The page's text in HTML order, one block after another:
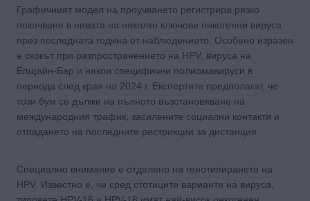
Графичният модел на проучването регистрира рязко
покачване в нивата на няколко ключови онкогенни вируса
през последната година от наблюдението. Особено изразен
е скокът при разпространението на HPV, вируса на
Епщайн-Бар и някои специфични полиомавируси в
периода след края на 2024 г. Експертите предполагат, че
този бум се дължи на пълното възстановяване на
международния трафик, засилените социални контакти и
отпадането на последните рестрикции за дистанция.
Специално внимание е отделено на генотипирането на
HPV. Известно е, че сред стотиците варианти на вируса,